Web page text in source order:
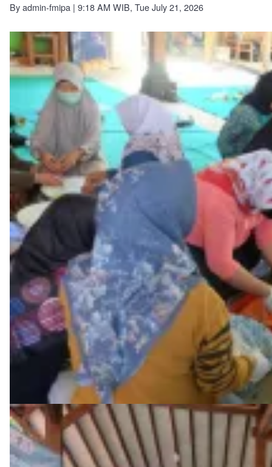
Kelembagaan,
Universitas
Mulawarman
Lakukan
Benchmarking
FMIPA
UNY
Byadmin-fmipa | 9:18 AM WIB, Tue July 21, 2026